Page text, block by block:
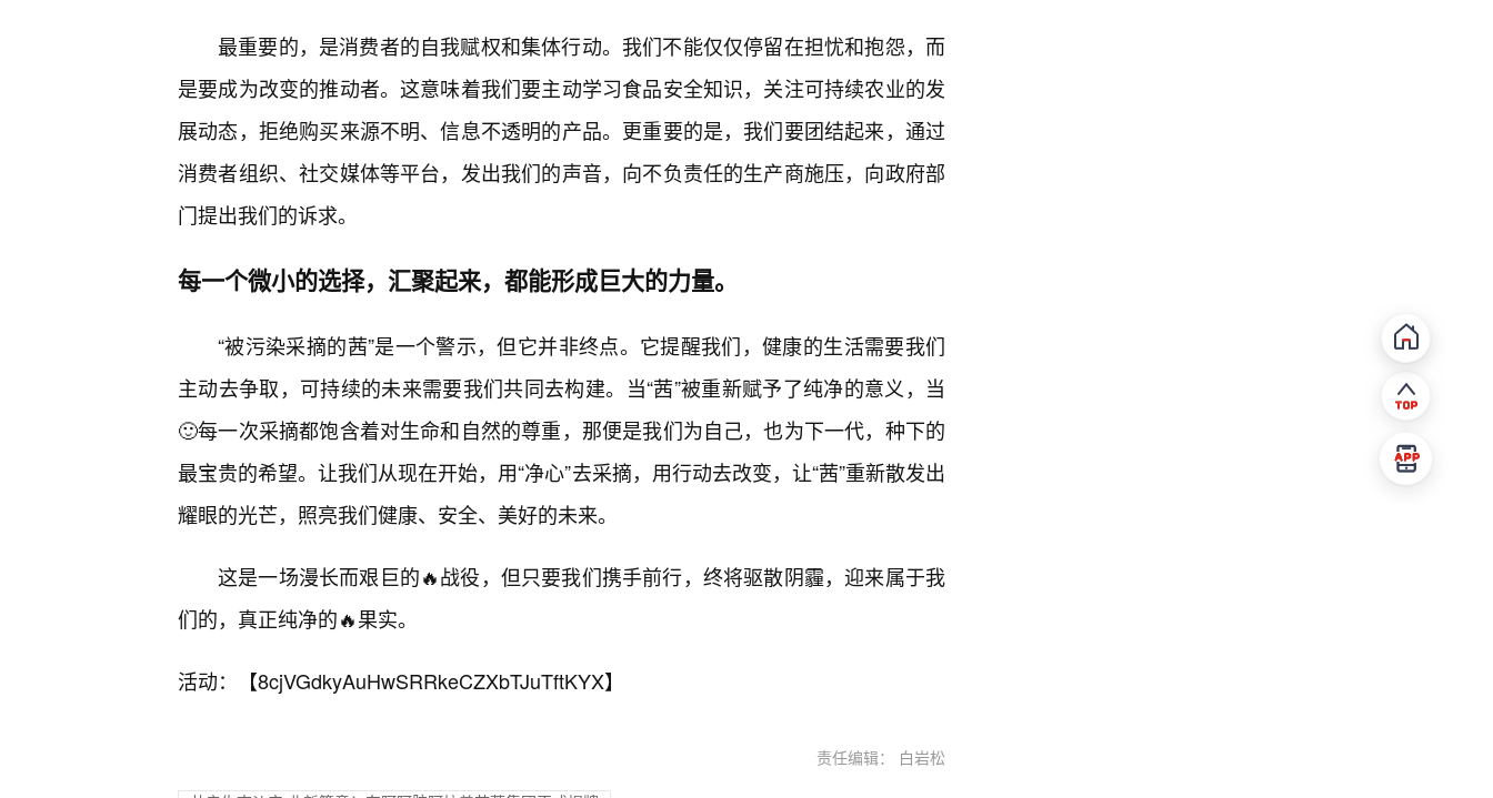
最重要的，是消费者的自我赋权和集体行动。我们不能仅仅停留在担忧和抱怨，而
是要成为改变的推动者。这意味着我们要主动学习食品安全知识，关注可持续农业的发
展动态，拒绝购买来源不明、信息不透明的产品。更重要的是，我们要团结起来，通过
消费者组织、社交媒体等平台，发出我们的声音，向不负责任的生产商施压，向政府部
门提出我们的诉求。
每一个微小的选择，汇聚起来，都能形成巨大的力量。
“被污染采摘的茜”是一个警示，但它并非终点。它提醒我们，健康的生活需要我们
主动去争取，可持续的未来需要我们共同去构建。当“茜”被重新赋予了纯净的意义，当
🙂每一次采摘都饱含着对生命和自然的尊重，那便是我们为自己，也为下一代，种下的
最宝贵的希望。让我们从现在开始，用“净心”去采摘，用行动去改变，让“茜”重新散发出
耀眼的光芒，照亮我们健康、安全、美好的未来。
这是一场漫长而艰巨的🔥战役，但只要我们携手前行，终将驱散阴霾，迎来属于我
们的，真正纯净的🔥果实。
活动：【8cjVGdkyAuHwSRRkeCZXbTJuTftKYX】
责任编辑： 白岩松